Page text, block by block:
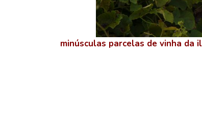
minúsculas parcelas de vinha da